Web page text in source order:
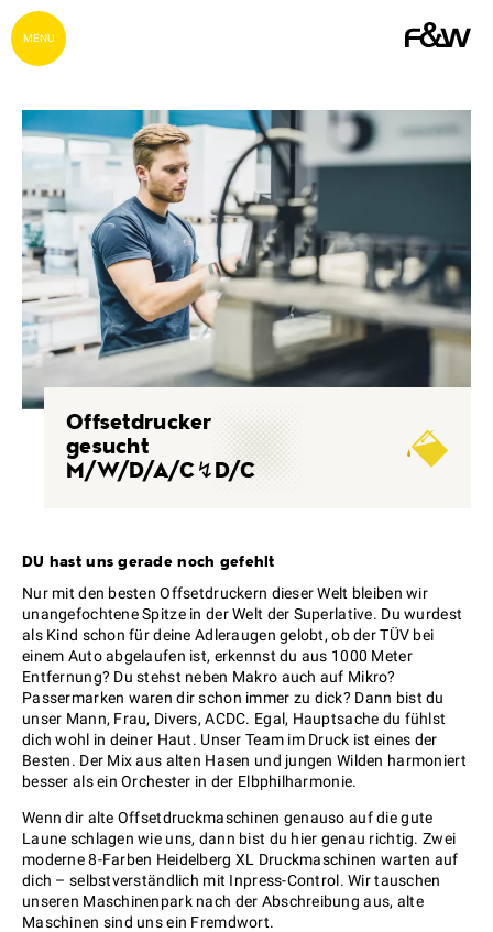
MENU
Offsetdrucker
gesucht
M/W/D/A/C↯D/C
DU hast uns gerade noch gefehlt
Nur mit den besten Offsetdruckern dieser Welt bleiben wir
unangefochtene Spitze in der Welt der Superlative. Du wurdest
als Kind schon für deine Adleraugen gelobt, ob der TÜV bei
einem Auto abgelaufen ist, erkennst du aus 1000 Meter
Entfernung? Du stehst neben Makro auch auf Mikro?
Passermarken waren dir schon immer zu dick? Dann bist du
unser Mann, Frau, Divers, ACDC. Egal, Hauptsache du fühlst
dich wohl in deiner Haut. Unser Team im Druck ist eines der
Besten. Der Mix aus alten Hasen und jungen Wilden harmoniert
besser als ein Orchester in der Elbphilharmonie.
Wenn dir alte Offsetdruckmaschinen genauso auf die gute
Laune schlagen wie uns, dann bist du hier genau richtig. Zwei
moderne 8-Farben Heidelberg XL Druckmaschinen warten auf
dich – selbstverständlich mit Inpress-Control. Wir tauschen
unseren Maschinenpark nach der Abschreibung aus, alte
Maschinen sind uns ein Fremdwort.